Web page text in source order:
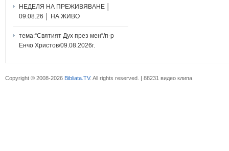
НЕДЕЛЯ НА ПРЕЖИВЯВАНЕ │
09.08.26 │ НА ЖИВО
тема:“Святият Дух през мен“/п-р
Енчо Христов/09.08.2026г.
Copyright © 2008-2026 Bibliata.TV. All rights reserved. | 88231 видео клипа